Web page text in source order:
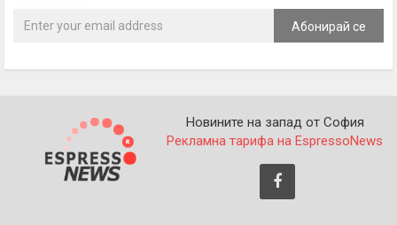
Абонирай се
Новините на запад от София
Рекламна тарифа на EspressoNews